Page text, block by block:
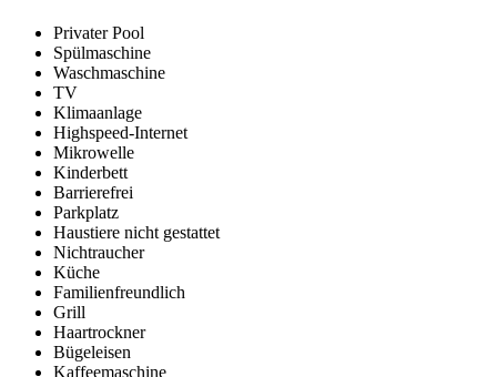
Privater Pool
Spülmaschine
Waschmaschine
TV
Klimaanlage
Highspeed-Internet
Mikrowelle
Kinderbett
Barrierefrei
Parkplatz
Haustiere nicht gestattet
Nichtraucher
Küche
Familienfreundlich
Grill
Haartrockner
Bügeleisen
Kaffeemaschine